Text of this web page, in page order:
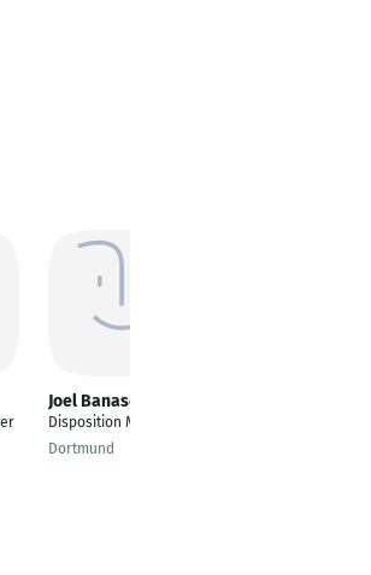
Joel Banaschewski
Disposition Manager
Dortmund